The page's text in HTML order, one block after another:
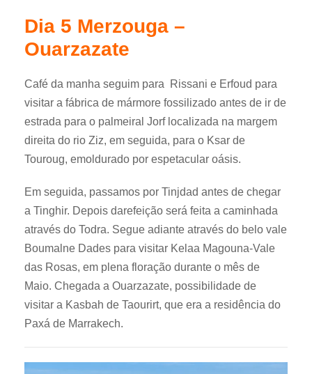
Dia 5 Merzouga –
Ouarzazate
Café da manha seguim para Rissani e Erfoud para
visitar a fábrica de mármore fossilizado antes de ir de
estrada para o palmeiral Jorf localizada na margem
direita do rio Ziz, em seguida, para o Ksar de
Touroug, emoldurado por espetacular oásis.
Em seguida, passamos por Tinjdad antes de chegar
a Tinghir. Depois darefeição será feita a caminhada
através do Todra. Segue adiante através do belo vale
Boumalne Dades para visitar Kelaa Magouna-Vale
das Rosas, em plena floração durante o mês de
Maio. Chegada a Ouarzazate, possibilidade de
visitar a Kasbah de Taourirt, que era a residência do
Paxá de Marrakech.